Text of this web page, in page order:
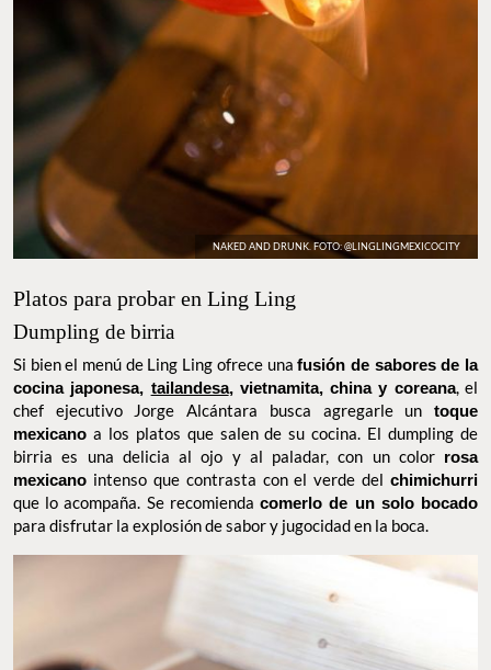
NAKED AND DRUNK. FOTO: @LINGLINGMEXICOCITY
Platos para probar en Ling Ling
Dumpling de birria
Si bien el menú de Ling Ling ofrece unafusión de sabores de la
cocina japonesa,tailandesa, vietnamita, china y coreana, el
chef ejecutivo Jorge Alcántara busca agregarle un
mexicanoa los platos que salen de su cocina. El dumpling de
birria es una delicia al ojo y al paladar, con un color
intenso que contrasta con el verde del
chimichurri
comerlo de un solo bocado
para disfrutar la explosión de sabor y jugocidad en la boca.